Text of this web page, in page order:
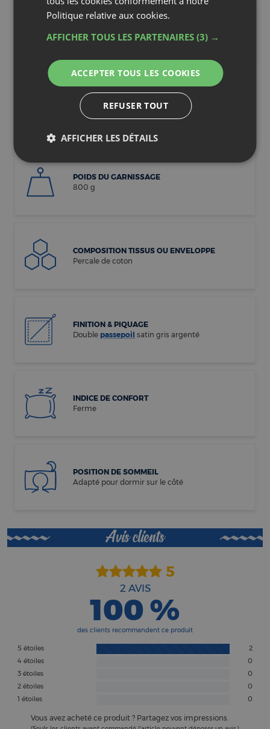
Synthétique
GARNISSAGE
Polyester creux siliconé
POIDS DU GARNISSAGE
800 g
COMPOSITION TISSUS OU ENVELOPPE
Percale de coton
FINITION & PIQUAGE
Double passepoil satin gris argenté
INDICE DE CONFORT
Ferme
POSITION DE SOMMEIL
Adapté pour dormir sur le côté
Avis clients
5
2AVIS
100 %
des clients recommandent ce produit
5 étoiles
2
4 étoiles
0
3 étoiles
0
2 étoiles
0
1 étoiles
0
Vous avez acheté ce produit ? Partagez vos impressions.